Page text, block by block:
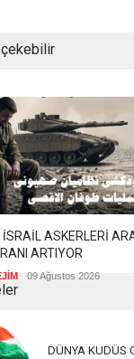
ASKERLERİ
ARTIYOR
09 Ağustos 2026
DÜNYA KUDÜS